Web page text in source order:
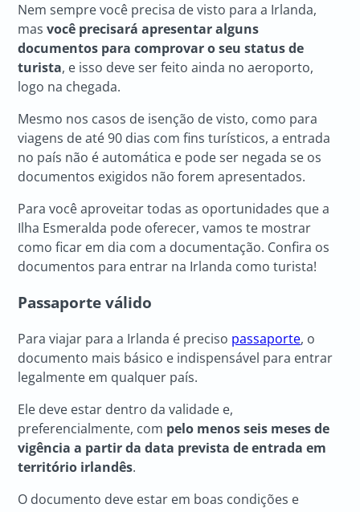
Nem sempre você precisa de visto para a Irlanda,
masvocê precisará apresentar alguns
documentos para comprovar o seu status de
turista, e isso deve ser feito ainda no aeroporto,
logo na chegada.
Mesmo nos casos de isenção de visto, como para
viagens de até 90 dias com fins turísticos, a entrada
no país não é automática e pode ser negada se os
documentos exigidos não forem apresentados.
Para você aproveitar todas as oportunidades que a
Ilha Esmeralda pode oferecer, vamos te mostrar
como ficar em dia com a documentação. Confira os
documentos para entrar na Irlanda como turista!
Passaporte válido
Para viajar para a Irlanda é preciso passaporte, o
documento mais básico e indispensável para entrar
legalmente em qualquer país.
Ele deve estar dentro da validade e,
preferencialmente, com pelo menos seis meses de
vigência a partir da data prevista de entrada em
território irlandês.
O documento deve estar em boas condições e